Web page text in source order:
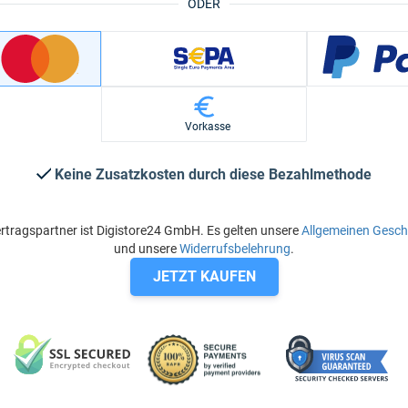
ODER
Vorkasse
Keine Zusatzkosten durch diese Bezahlmethode
ist Digistore24 GmbH. Es gelten unsereAllgemeinen
und unsereWiderrufsbelehrung.
JETZT KAUFEN